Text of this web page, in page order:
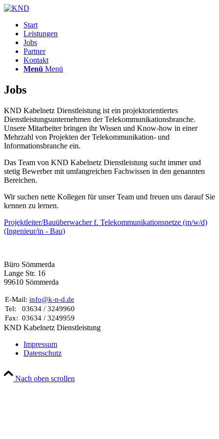
Start
Leistungen
Jobs
Partner
Kontakt
Menü Menü
Jobs
KND Kabelnetz Dienstleistung ist ein projektorientiertes
Dienstleistungsunternehmen der Telekommunikationsbranche.
Unsere Mitarbeiter bringen ihr Wissen und Know-how in einer
Mehrzahl von Projekten der Telekommunikation- und
Informationsbranche ein.
Das Team von KND Kabelnetz Dienstleistung sucht immer und
stetig Bewerber mit umfangreichen Fachwissen in den genannten
Bereichen.
Wir suchen nette Kollegen für unser Team und freuen uns darauf Sie
kennen zu lernen.
Projektleiter/Bauüberwacher f. Telekommunikationsnetze (m/w/d)
(Ingenieur/in - Bau)
Büro Sömmerda
Lange Str. 16
99610 Sömmerda
E-Mail: info@k-n-d.de
Tel:
03634 / 3249960
Fax: 03634 / 3249959
KND Kabelnetz Dienstleistung
Impressum
Datenschutz
Nach oben scrollen